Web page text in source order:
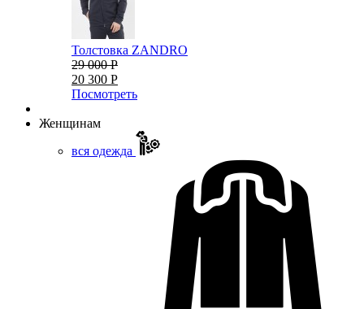
Толстовка ZANDRO
29 000 Р
20 300 Р
Посмотреть
Женщинам
вся одежда